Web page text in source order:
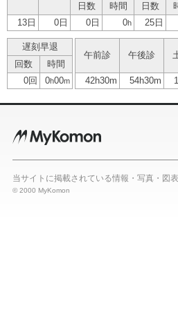
日数
時間 日数
13日
0日 0日 0h 25日
遅刻早退
午前診
午後診
回数
時間
0回
0h00m 42h30m 54h30m
当サイトに掲載されている情報・写真・図
© 2000 MyKomon